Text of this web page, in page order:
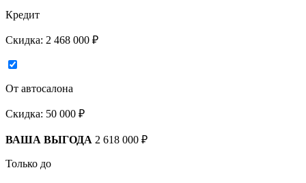
Кредит
Скидка: 2 468 000 ₽
От автосалона
Скидка: 50 000 ₽
ВАША ВЫГОДА 2 618 000 ₽
Только до